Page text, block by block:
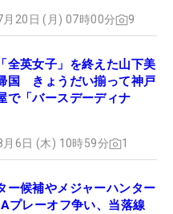
月20日 (月) 07時00分 9
全英女子」を終えた山下美
国 きょうだい揃って神戸
で「バースデーディナ
6日 (木) 10時59分 1
ー候補やメジャーハンター
プレーオフ争い、当落線